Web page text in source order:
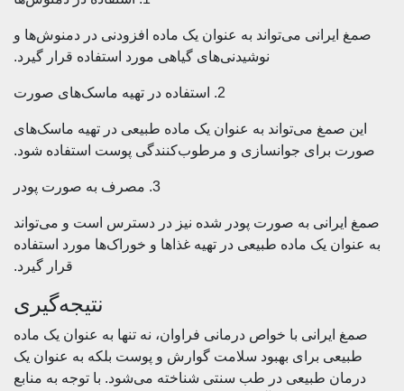
می‌تواند به عنوان یک ماده افزودنی در دمنوش‌ها و
نوشیدنی‌های گیاهی مورد استفاده قرار گیرد.
صمغ می‌تواند به عنوان یک ماده طبیعی در تهیه ماسک‌های
برای جوانسازی و مرطوب‌کنندگی پوست استفاده شود.
به صورت پودر شده نیز در دسترس است و می‌تواند
یک ماده طبیعی در تهیه غذاها و خوراک‌ها مورد استفاده
قرار گیرد.
نتیجه‌گیری
با خواص درمانی فراوان، نه تنها به عنوان یک ماده
برای بهبود سلامت گوارش و پوست بلکه به عنوان یک
طبیعی در طب سنتی شناخته می‌شود. با توجه به منابع